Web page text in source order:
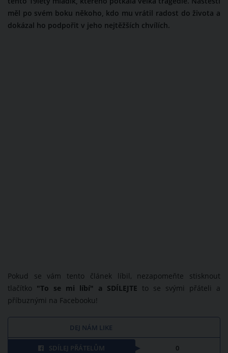
měl po svém boku někoho, kdo mu vrátil radost do života a
dokázal ho podpořit v jeho nejtěžších chvílích.
Pokud se vám tento článek líbil, nezapomeňte stisknout
tlačítko "To se mi líbí" a SDÍLEJTE to se svými přáteli a
příbuznými na Facebooku!
DEJ NÁM LIKE
SDÍLEJ PŘÁTELŮM 0